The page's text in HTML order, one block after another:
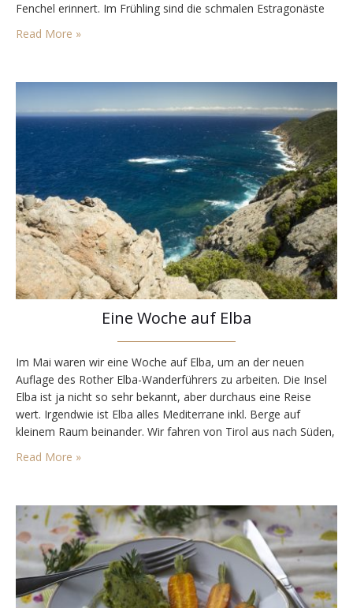
Fenchel erinnert. Im Frühling sind die schmalen Estragonäste
die ersten, die in die Höhe wachsen bevor sie im Sommer bei
großer…
Read More »
Eine Woche auf Elba
Im Mai waren wir eine Woche auf Elba, um an der neuen
Auflage des Rother Elba-Wanderführers zu arbeiten. Die Insel
Elba ist ja nicht so sehr bekannt, aber durchaus eine Reise
wert. Irgendwie ist Elba alles Mediterrane inkl. Berge auf
kleinem Raum beinander. Wir fahren von Tirol aus nach Süden,
besuchen am Weg noch eine kleine italienische Stadt und
Read More »